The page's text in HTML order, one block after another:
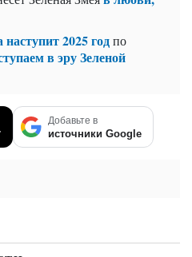
наступит 2025 годпо
в эру Зеленой
Добавьте в
источники Google